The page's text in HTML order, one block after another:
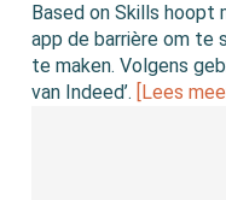
Based on Skills hoopt
app de barrière om te
te maken. Volgens
van Indeed’. [Lees